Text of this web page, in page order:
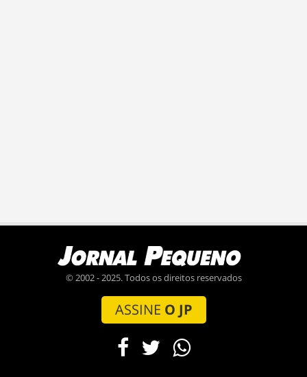
© 2002 - 2025. Todos os direitos reservados
ASSINE O JP